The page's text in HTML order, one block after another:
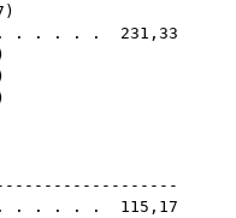
)
. . . . 231,33
. . . . . 115,17